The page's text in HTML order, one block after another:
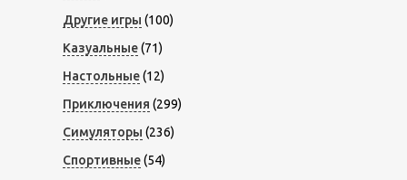
Другие игры (100)
Казуальные(71)
Настольные(12)
Приключения (299)
Симуляторы (236)
Спортивные(54)